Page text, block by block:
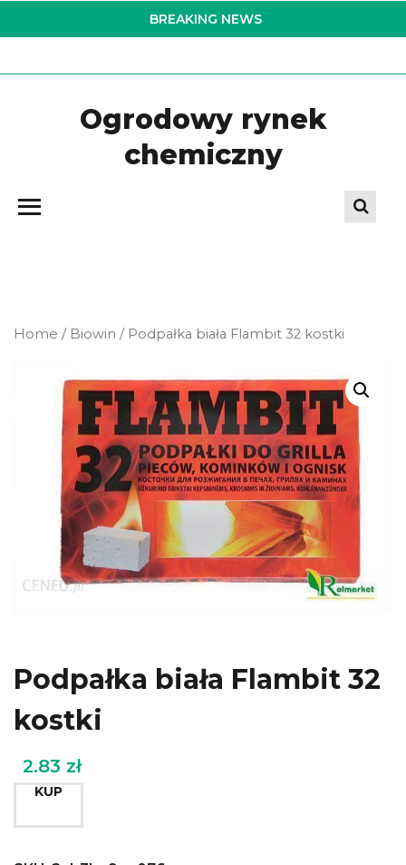
to
BREAKING NEWS
Ogrodowy rynek
chemiczny
Home / Biowin / Podpałka biała Flambit 32 kostki
Podpałka biała Flambit 32
kostki
2.83 zł
KUP